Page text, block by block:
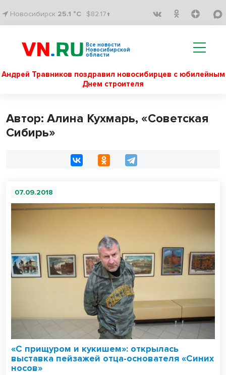
Новосибирск 25.1 °C $82.17↑
Все новости
Новосибирской
области
Андрей Травников поздравил новосибирцев с юбилейным
Днем строителя
Автор: Алина Кухмарь, «Советская
Сибирь»
07.09.2018
«С прищуром и кукишем»: открылась
выставка пейзажей отца-основателя «Синих
носов»